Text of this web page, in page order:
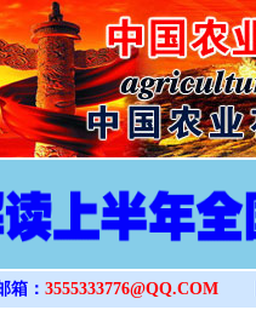
箱： 3555333776@QQ.COM